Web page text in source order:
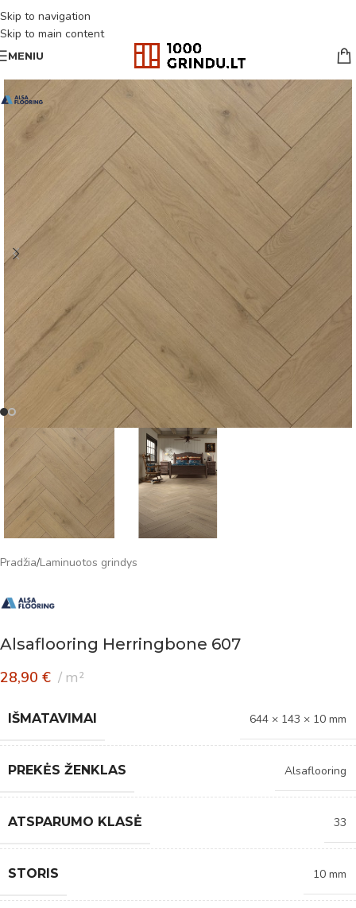
Skip to navigation
Skip to main content
MENIU
Pradžia/Laminuotos grindys
Alsaflooring Herringbone 607
28,90 € m²
IŠMATAVIMAI 644 × 143 × 10 mm
PREKĖS ŽENKLAS Alsaflooring
ATSPARUMO KLASĖ 33
STORIS 10 mm